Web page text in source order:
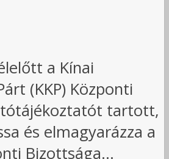
a Kínai
(KKP) Központi
tartott,
és elmagyarázza a
Bizottsága...